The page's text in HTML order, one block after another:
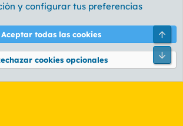
AMARILLO
y reglas Política de privacidad Ayuda
XenForo® © 2010-2026 XenForo Ltd.
y configurar tus preferencias
Aceptar todas las cookies
cookies opcionales
Pie